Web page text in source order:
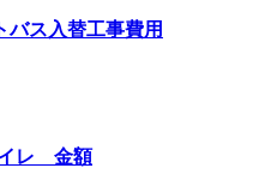
ス入替工事費用
レ 金額